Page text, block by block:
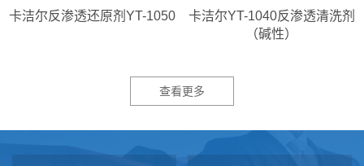
卡洁尔反渗透还原剂YT-1050
卡洁尔YT-1040反渗透清洗剂
（碱性）
查看更多